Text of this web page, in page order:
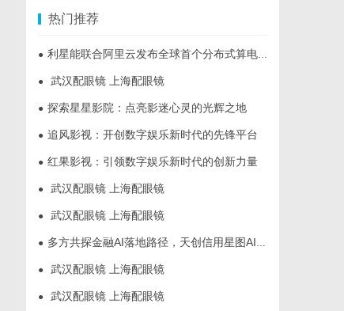
热门推荐
● 利星能联合阿里云发布全球首个分布式算电协同解决方案
● 武汉配眼镜 上海配眼镜
● 探索星星影院：点亮影迷心灵的光辉之地
● 追风影视：开创数字娱乐新时代的先锋平台
● 红果影视：引领数字娱乐新时代的创新力量
● 武汉配眼镜 上海配眼镜
● 武汉配眼镜 上海配眼镜
● 多方共探金融AI落地路径，天创信用星图AI助力产业金融智能升级
● 武汉配眼镜 上海配眼镜
● 武汉配眼镜 上海配眼镜